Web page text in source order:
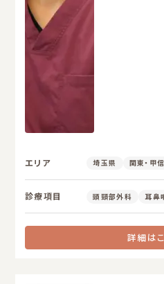
エリア 埼玉県 関東・甲
診療項目 頭頸部外科 耳鼻
詳細は